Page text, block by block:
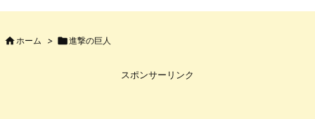
 ホーム > 進撃の巨人
スポンサーリンク